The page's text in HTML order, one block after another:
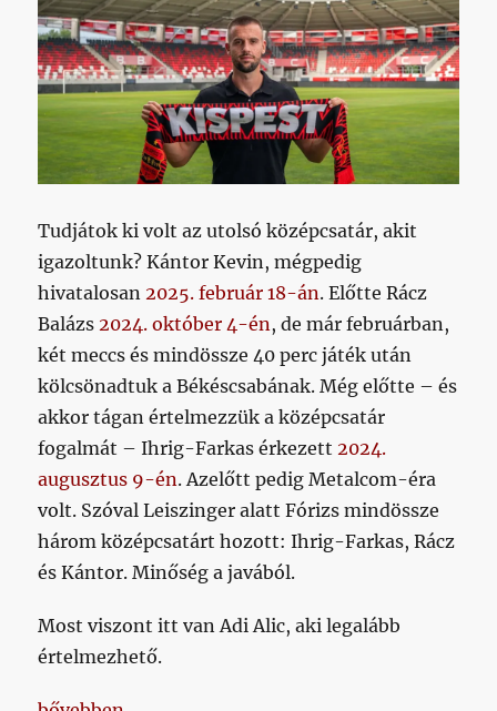
Tudjátok ki volt az utolsó középcsatár, akit
igazoltunk? Kántor Kevin, mégpedig
hivatalosan2025. február 18-án. Előtte Rácz
Balázs2024. október 4-én, de már februárban,
két meccs és mindössze 40 perc játék után
kölcsönadtuk a Békéscsabának. Még előtte – és
akkor tágan értelmezzük a középcsatár
fogalmát – Ihrig-Farkas érkezett2024.
augusztus 9-én. Azelőtt pedig Metalcom-éra
volt. Szóval Leiszinger alatt Fórizs mindössze
három középcsatárt hozott: Ihrig-Farkas, Rácz
és Kántor. Minőség a javából.
Most viszont itt van Adi Alic, aki legalább
értelmezhető.